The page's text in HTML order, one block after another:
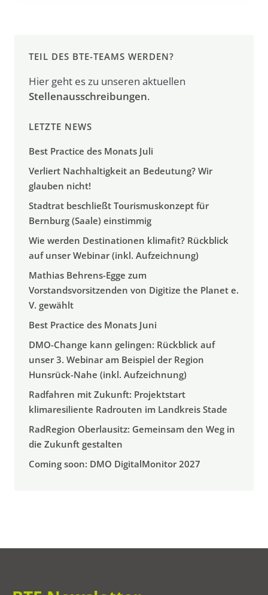
TEIL DES BTE-TEAMS WERDEN?
Hier geht es zu unseren aktuellen
Stellenausschreibungen.
LETZTE NEWS
Best Practice des Monats Juli
Verliert Nachhaltigkeit an Bedeutung? Wir
glauben nicht!
Stadtrat beschließt Tourismuskonzept für
Bernburg (Saale) einstimmig
Wie werden Destinationen klimafit? Rückblick
auf unser Webinar (inkl. Aufzeichnung)
Mathias Behrens-Egge zum
Vorstandsvorsitzenden von Digitize the Planet e.
V. gewählt
Best Practice des Monats Juni
DMO-Change kann gelingen: Rückblick auf
unser 3. Webinar am Beispiel der Region
Hunsrück-Nahe (inkl. Aufzeichnung)
Radfahren mit Zukunft: Projektstart
klimaresiliente Radrouten im Landkreis Stade
RadRegion Oberlausitz: Gemeinsam den Weg in
die Zukunft gestalten
Coming soon: DMO DigitalMonitor 2027